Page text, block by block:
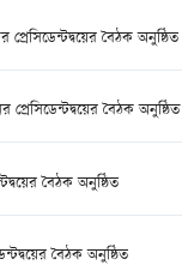
বৈঠক অনুষ্ঠিত
প্রেসিডেন্টদ্বয়ের বৈঠক অনুষ্ঠিত
বৈঠক অনুষ্ঠিত
বৈঠক অনুষ্ঠিত